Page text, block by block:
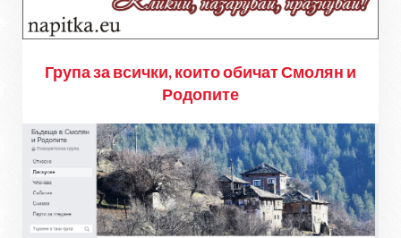
Група за всички, които обичат Смолян и
Родопите